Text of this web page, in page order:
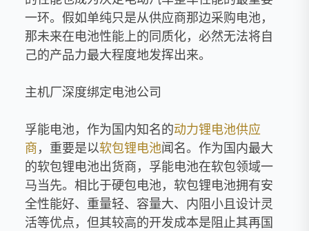
一环。假如单纯只是从供应商那边采购电池，
那未来在电池性能上的同质化，必然无法将自
己的产品力最大程度地发挥出来。
主机厂深度绑定电池公司
孚能电池，作为国内知名的动力锂电池供应
商 ，重要是以软包锂电池闻名。作为国内最大
的软包锂电池出货商，孚能电池在软包领域一
马当先。相比于硬包电池，软包锂电池拥有安
全性能好、重量轻、容量大、内阻小且设计灵
活等优点，但其较高的开发成本是阻止其再国